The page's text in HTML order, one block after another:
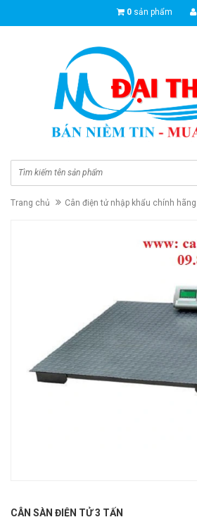
0 sản phẩm
Trang chủ Cân điện tử nhập khẩu chính hãng
CÂN SÀN ĐIỆN TỬ 3 TẤN